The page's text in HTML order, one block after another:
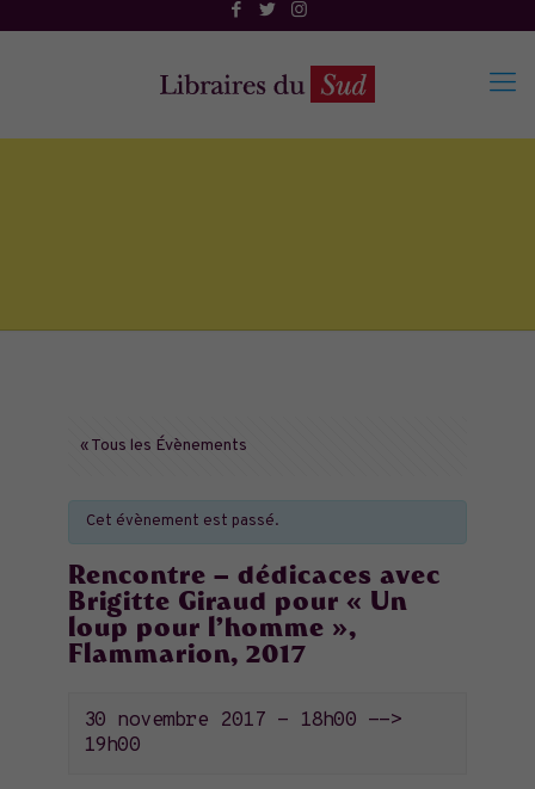
« Tous les Évènements
Cet évènement est passé.
Rencontre – dédicaces avec
Brigitte Giraud pour « Un
loup pour l’homme »,
Flammarion, 2017
30 novembre 2017 - 18h00 -->
19h00